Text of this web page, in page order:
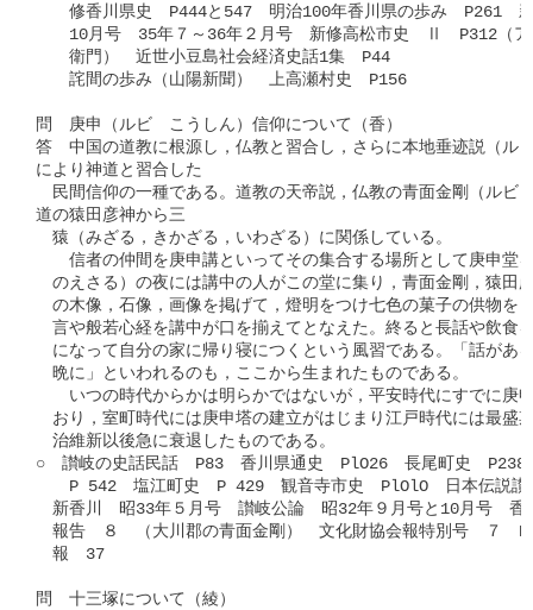
修香川県史　P444と547　明治100年香川県の歩み　P261　
10月号　35年７～36年２月号　新修高松市史　Ⅱ　P312（ア
衛門）　近世小豆島社会経済史話1集　P44
詫間の歩み（山陽新聞）　上高瀬村史　P156
問　庚申（ルビ　こうしん）信仰について（香）
答　中国の道教に根源し，仏教と習合し，さらに本地垂迹説（ル
により神道と習合した
民間信仰の一種である。道教の天帝説，仏教の青面金剛（ルビ
道の猿田彦神から三
猿（みざる，きかざる，いわざる）に関係している。
信者の仲間を庚申講といってその集合する場所として庚申堂
のえさる）の夜には講中の人がこの堂に集り，青面金剛，猿田
の木像，石像，画像を掲げて，燈明をつけ七色の菓子の供物を
言や般若心経を講中が口を揃えてとなえた。終ると長話や飲食
になって自分の家に帰り寝につくという風習である。「話があ
晩に」といわれるのも，ここから生まれたものである。
いつの時代からかは明らかではないが，平安時代にすでに庚
おり，室町時代には庚申塔の建立がはじまり江戸時代には最盛
治維新以後急に衰退したものである。
○　讃岐の史話民話　P83　香川県通史　PlO26　長尾町史　P238
P 542　塩江町史　P 429　観音寺市史　PlOlO　日本伝説讃
新香川　昭33年５月号　讃岐公論　昭32年９月号と10月号　香
報告　８　（大川郡の青面金剛）　文化財協会報特別号　７　
報　37
問　十三塚について（綾）